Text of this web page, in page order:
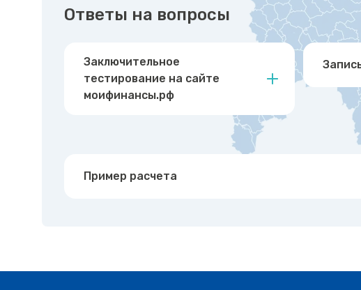
Ответы на вопросы
Заключительное
тестирование на сайте
моифинансы.рф
Пример расчета